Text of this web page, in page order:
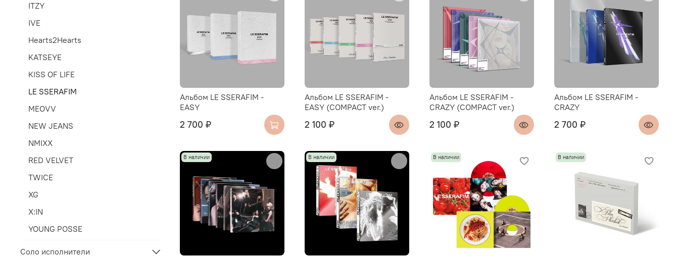
Альбом LE SSERAFIM -
EASY
2 700 ₽
Альбом LE SSERAFIM -
EASY (COMPACT ver.)
2 100 ₽
Альбом LE SSERAFIM -
CRAZY (COMPACT ver.)
2 100 ₽
Альбом LE SSERAFIM -
CRAZY
2 700 ₽
В наличии В наличии В наличии В наличии
ITZY
IVE
Hearts2Hearts
KATSEYE
KISS OF LIFE
LE SSERAFIM
MEOVV
NEW JEANS
NMIXX
RED VELVET
TWICE
XG
X:IN
YOUNG POSSE
Соло исполнители